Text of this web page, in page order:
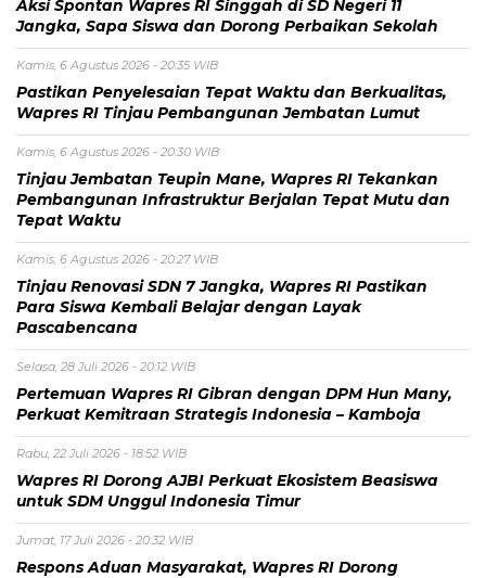
Aksi Spontan Wapres RI Singgah di SD Negeri 11
Jangka, Sapa Siswa dan Dorong Perbaikan Sekolah
Kamis, 6 Agustus 2026 - 20:35 WIB
Pastikan Penyelesaian Tepat Waktu dan Berkualitas,
Wapres RI Tinjau Pembangunan Jembatan Lumut
Kamis, 6 Agustus 2026 - 20:30 WIB
Tinjau Jembatan Teupin Mane, Wapres RI Tekankan
Pembangunan Infrastruktur Berjalan Tepat Mutu dan
Tepat Waktu
Kamis, 6 Agustus 2026 - 20:27 WIB
Tinjau Renovasi SDN 7 Jangka, Wapres RI Pastikan
Para Siswa Kembali Belajar dengan Layak
Pascabencana
Selasa, 28 Juli 2026 - 20:12 WIB
Pertemuan Wapres RI Gibran dengan DPM Hun Many,
Perkuat Kemitraan Strategis Indonesia – Kamboja
Rabu, 22 Juli 2026 - 18:52 WIB
Wapres RI Dorong AJBI Perkuat Ekosistem Beasiswa
untuk SDM Unggul Indonesia Timur
Jumat, 17 Juli 2026 - 20:32 WIB
Respons Aduan Masyarakat, Wapres RI Dorong